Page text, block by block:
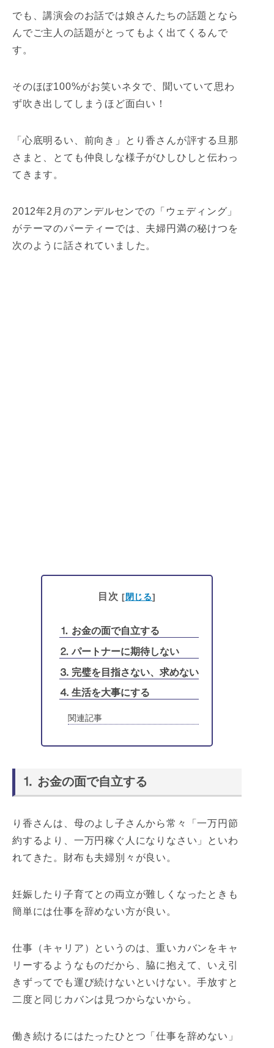
でも、講演会のお話では娘さんたちの話題となら
んでご主人の話題がとってもよく出てくるんで
す。
そのほぼ100%がお笑いネタで、聞いていて思わ
ず吹き出してしまうほど面白い！
「心底明るい、前向き」とり香さんが評する旦那
さまと、とても仲良しな様子がひしひしと伝わっ
てきます。
2012年2月のアンデルセンでの「ウェディング」
がテーマのパーティーでは、夫婦円満の秘けつを
次のように話されていました。
目次 [ 閉じる]
⒈ お金の面で自立する
⒉ パートナーに期待しない
⒊ 完璧を目指さない、求めない
⒋ 生活を大事にする
関連記事
⒈ お金の面で自立する
り香さんは、母のよし子さんから常々「一万円節
約するより、一万円稼ぐ人になりなさい」といわ
れてきた。財布も夫婦別々が良い。
妊娠したり子育てとの両立が難しくなったときも
簡単には仕事を辞めない方が良い。
仕事（キャリア）というのは、重いカバンをキャ
リーするようなものだから、脇に抱えて、いえ引
きずってでも運び続けないといけない。手放すと
二度と同じカバンは見つからないから。
働き続けるにはたったひとつ「仕事を辞めない」